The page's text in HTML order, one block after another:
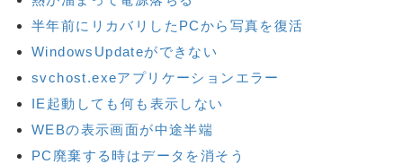
半年前にリカバリしたPCから写真を復活
WindowsUpdateができない
svchost.exeアプリケーションエラー
IE起動しても何も表示しない
WEBの表示画面が中途半端
PC廃棄する時はデータを消そう